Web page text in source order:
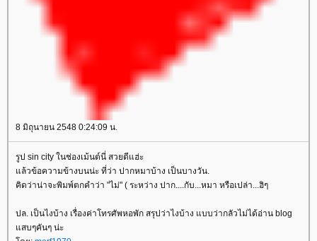
8 มิถุนายน 2548 0:24:09 น.
รูป sin city ในช่องเม้นต์นี่ สวยดีแฮ่ะ
ล้วข้อความข้างบนน่ะ ที่ว่า ปากหมาบ้าง เป็นบางวัน.
คิดว่าน่าจะพิมพ์ตกคำว่า "ไม่" ( ระหว่าง ปาก....กับ...หมา หรือเปล่า...ฮิๆ
ปล. เป็นไงบ้าง เรื่องค่าโทรศัพหอพัก สรุปว่าไงบ้าง แบบว่ากลัวไม่ได้อ่าน blog
สบๆคันๆ น่ะ